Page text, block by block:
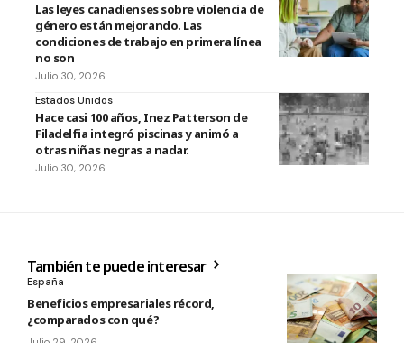
Las leyes canadienses sobre violencia de
género están mejorando. Las
condiciones de trabajo en primera línea
no son
Julio 30, 2026
Estados Unidos
Hace casi 100 años, Inez Patterson de
Filadelfia integró piscinas y animó a
otras niñas negras a nadar.
Julio 30, 2026
También te puede interesar
España
Beneficios empresariales récord,
¿comparados con qué?